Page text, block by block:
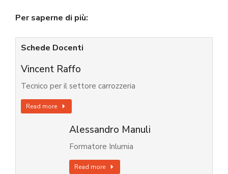
Per saperne di più:
Schede Docenti
Vincent Raffo
Tecnico per il settore carrozzeria
Read more
Alessandro Manuli
Formatore Inlumia
Read more